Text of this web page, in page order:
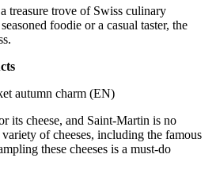
treasure trove of Swiss culinary
foodie or a casual taster, the
its cheese, and Saint-Martin is no
of cheeses, including the famous
these cheeses is a must-do